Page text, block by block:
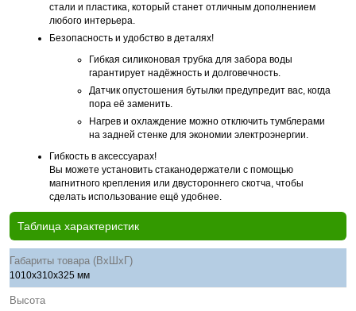
стали и пластика, который станет отличным дополнением
любого интерьера.
Безопасность и удобство в деталях!
Гибкая силиконовая трубка для забора воды
гарантирует надёжность и долговечность.
Датчик опустошения бутылки предупредит вас, когда
пора её заменить.
Нагрев и охлаждение можно отключить тумблерами
на задней стенке для экономии электроэнергии.
Гибкость в аксессуарах!
Вы можете установить стаканодержатели с помощью
магнитного крепления или двустороннего скотча, чтобы
сделать использование ещё удобнее.
Таблица характеристик
Габариты товара (ВхШхГ)
1010x310x325 мм
Высота